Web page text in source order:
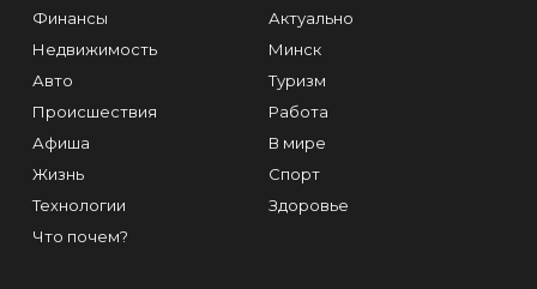
Финансы
Недвижимость
Авто
Происшествия
Афиша
Жизнь
Технологии
Что почем?
Актуально
Минск
Туризм
Работа
В мире
Спорт
Здоровье